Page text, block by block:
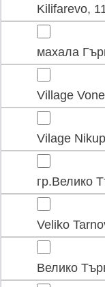
Kilifarevo,
махала
Village
Vilage Nikup
гр.Велико
Veliko
Велико